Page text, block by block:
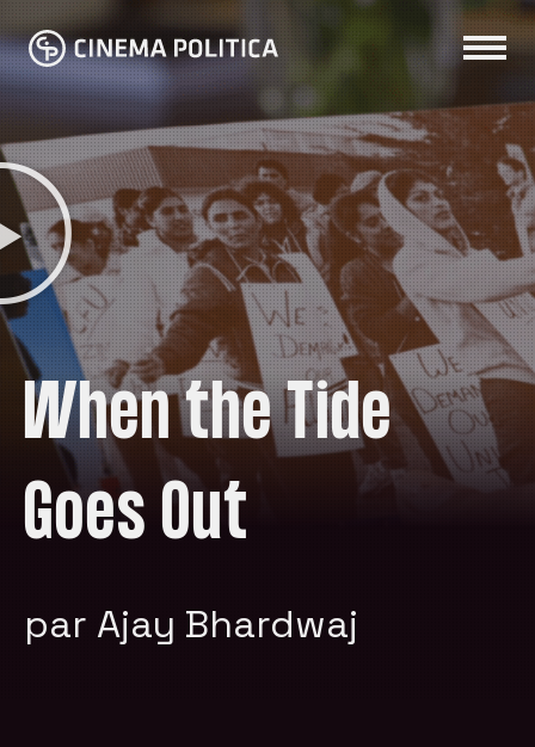
When the Tide
Goes Out
par Ajay Bhardwaj